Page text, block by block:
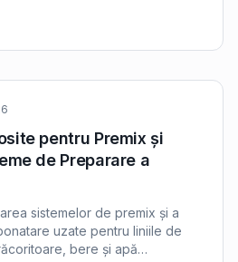
pentru Premix și
de Preparare a
sistemelor de premix și a
uzate pentru liniile de
bere și apă